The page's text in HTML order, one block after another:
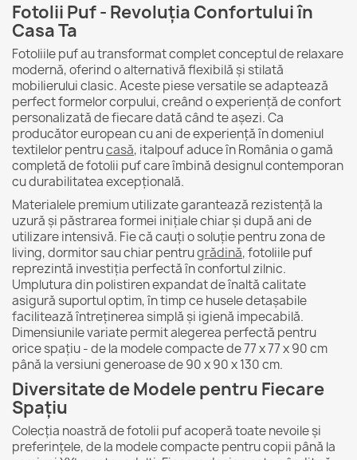
Fotolii Puf - Revoluția Confortului în
Casa Ta
Fotoliile puf au transformat complet conceptul de relaxare
modernă, oferind o alternativă flexibilă și stilată
mobilierului clasic. Aceste piese versatile se adaptează
perfect formelor corpului, creând o experiență de confort
personalizată de fiecare dată când te așezi. Ca
producător european cu ani de experiență în domeniul
textilelor pentrucasă, italpouf aduce în România o gamă
completă de fotolii puf care îmbină designul contemporan
cu durabilitatea excepțională.
Materialele premium utilizate garantează rezistență la
uzură și păstrarea formei inițiale chiar și după ani de
utilizare intensivă. Fie că cauți o soluție pentru zona de
living, dormitor sau chiar pentrugrădină, fotoliile puf
reprezintă investiția perfectă în confortul zilnic.
Umplutura din polistiren expandat de înaltă calitate
asigură suportul optim, în timp ce husele detașabile
facilitează întreținerea simplă și igienă impecabilă.
Dimensiunile variate permit alegerea perfectă pentru
orice spațiu - de la modele compacte de 77 x 77 x 90 cm
până la versiuni generoase de 90 x 90 x 130 cm.
Diversitate de Modele pentru Fiecare
Spațiu
Colecția noastră de fotolii puf acoperă toate nevoile și
preferințele, de la modele compacte pentru copii până la